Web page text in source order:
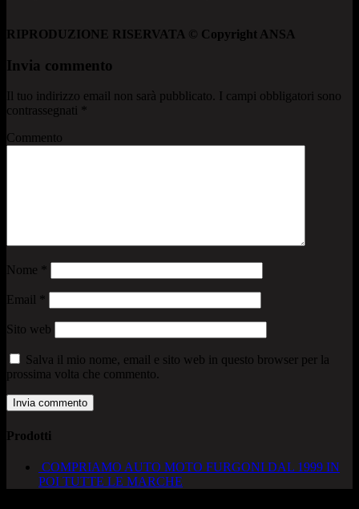
RIPRODUZIONE RISERVATA © Copyright ANSA
Invia commento
Il tuo indirizzo email non sarà pubblicato.
I campi obbligatori sono
contrassegnati
Commento
Nome
Email
Sito web
Salva il mio nome, email e sito web in questo browser per la
prossima volta che commento.
Prodotti
COMPRIAMO AUTO MOTO FURGONI DAL 1999 IN
POI TUTTE LE MARCHE